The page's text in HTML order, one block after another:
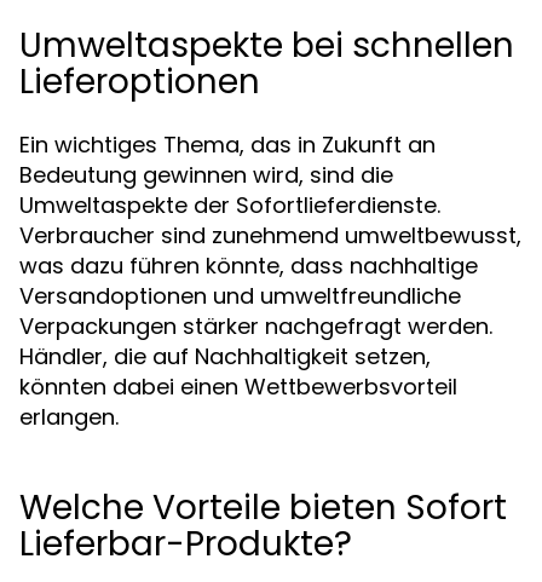
Umweltaspekte bei schnellen
Lieferoptionen
Ein wichtiges Thema, das in Zukunft an
Bedeutung gewinnen wird, sind die
Umweltaspekte der Sofortlieferdienste.
Verbraucher sind zunehmend umweltbewusst,
was dazu führen könnte, dass nachhaltige
Versandoptionen und umweltfreundliche
Verpackungen stärker nachgefragt werden.
Händler, die auf Nachhaltigkeit setzen,
könnten dabei einen Wettbewerbsvorteil
erlangen.
Welche Vorteile bieten Sofort
Lieferbar-Produkte?